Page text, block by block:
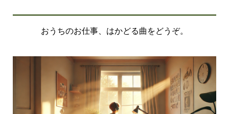
おうちのお仕事、はかどる曲をどうぞ。